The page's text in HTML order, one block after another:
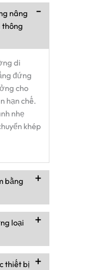
nâng
thông
di
đứng
cho
hạn chế.
nhẹ
khép
bằng
loại
thiết bị